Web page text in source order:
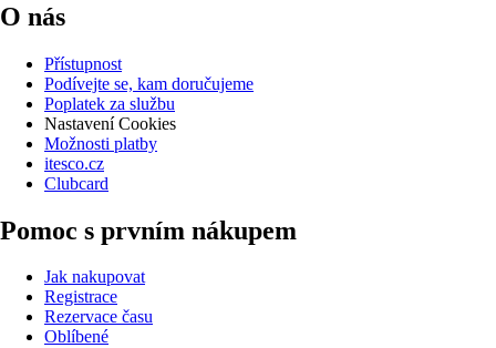
O nás
Přístupnost
Podívejte se, kam doručujeme
Poplatek za službu
Nastavení Cookies
Možnosti platby
itesco.cz
Clubcard
Pomoc s prvním nákupem
Jak nakupovat
Registrace
Rezervace času
Oblíbené